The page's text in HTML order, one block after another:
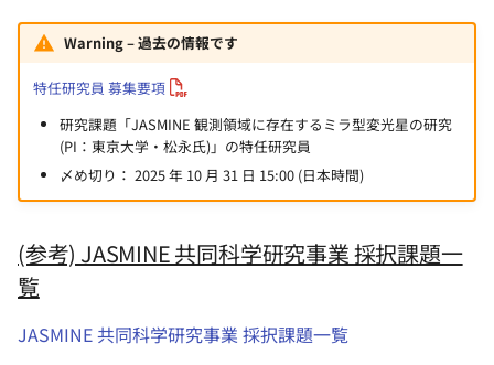
Warning – 過去の情報です
特任研究員 募集要項
研究課題「JASMINE 観測領域に存在するミラ型変光星の研究
(PI：東京大学・松永氏)」の特任研究員
〆め切り： 2025 年 10 月 31 日 15:00 (日本時間)
(参考) JASMINE 共同科学研究事業 採択課題一
覧
JASMINE 共同科学研究事業 採択課題一覧